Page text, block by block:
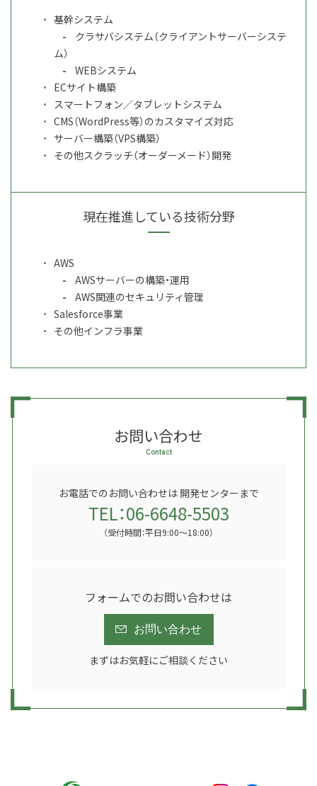
基幹システム
クラサバシステム（クライアントサーバーシステ
ム）
WEBシステム
ECサイト構築
スマートフォン／タブレットシステム
CMS（WordPress等）のカスタマイズ対応
サーバー構築（VPS構築）
その他スクラッチ（オーダーメード）開発
現在推進している技術分野
AWS
AWSサーバーの構築・運用
AWS関連のセキュリティ管理
Salesforce事業
その他インフラ事業
お問い合わせ
Contact
お電話でのお問い合わせは 開発センターまで
TEL：06-6648-5503
（受付時間：平日9:00～18:00）
フォームでのお問い合わせは
お問い合わせ
まずはお気軽にご相談ください